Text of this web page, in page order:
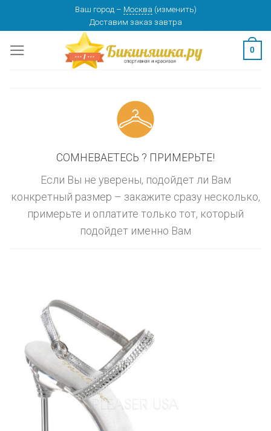
content
Ваш город – Москва (изменить)
Доставим заказ завтра
0
СОМНЕВАЕТЕСЬ ? ПРИМЕРЬТЕ!
Если Вы не уверены, подойдет ли Вам
конкретный размер – закажите сразу несколько,
примерьте и оплатите только тот, который
подойдет именно Вам
изменить